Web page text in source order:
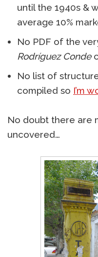
until the 1940s &
average 10%
No PDF of the
Rodríguez Conde
No list of
compiled so I’m
No doubt there are
uncovered…